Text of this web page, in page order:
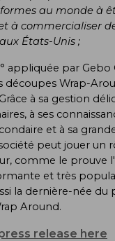
au monde à
à commercialiser
États-Unis ;
appliquée par Gebo
découpes Wrap-
à sa gestion
à ses
et à sa
peut jouer un
comme le prouve
et très
la dernière-née du
Around.
release here